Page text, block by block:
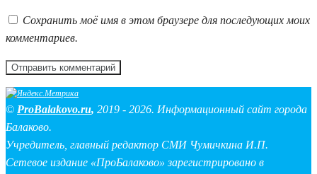
Сохранить моё имя в этом браузере для последующих моих
комментариев.
© ProBalakovo.ru, 2019 - 2026. Информационный сайт города
Балаково.
Учредитель, главный редактор СМИ Чумичкина И.П.
Сетевое издание «ПроБалаково» зарегистрировано в